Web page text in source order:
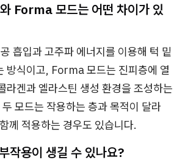
Forma 모드는 어떤 차이가 있
흡입과 고주파 에너지를 이용해 턱 밑
방식이고, Forma 모드는 진피층에 열
라겐과 엘라스틴 생성 환경을 조성하는
모드는 작용하는 층과 목적이 달라
께 적용하는 경우도 있습니다.
작용이 생길 수 있나요?